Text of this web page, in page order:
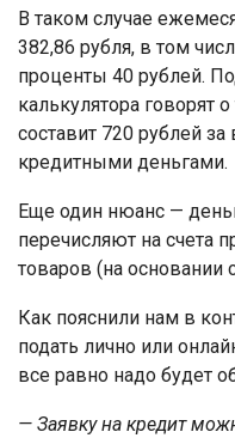
В таком случае
382,86 рубля, в том
проценты 40 рублей.
калькулятора говорят
составит 720 рублей
кредитными деньгами.
Еще один нюанс —
перечисляют на счета
товаров (на основании
Как пояснили нам в
подать лично или
все равно надо будет
— Заявку на кредит